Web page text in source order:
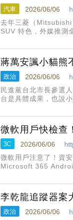
汽車 2026/06/06
去年三菱（
SUV 特色，外媒推測
蔣萬安諷小貓熊
政治 2026/06/06
民進黨台北市長參選
台是具體成果，也說
也與日本合作，迎來
微軟用戶快檢
3C 2026/06/06
微軟用戶注意了！資
Microsoft 365
李乾龍追蹤器案
政治 2026/06/06